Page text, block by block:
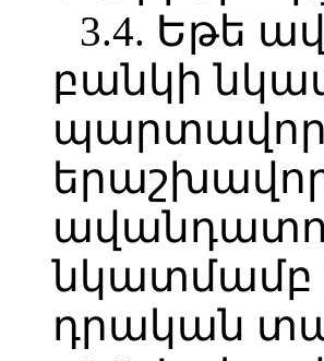
3.4. Եթե
բանկի
նկատմամբ
դրական